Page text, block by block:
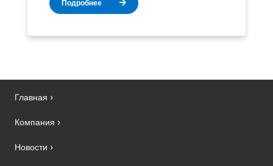
Подробнее
Главная
Компания
Новости